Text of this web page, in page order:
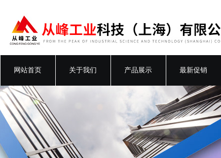
网站首页 关于我们 产品展示 最新促销